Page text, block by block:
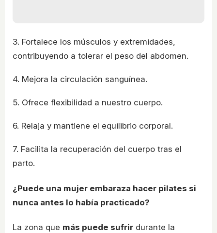
3. Fortalece los músculos y extremidades,
contribuyendo a tolerar el peso del abdomen.
4. Mejora la circulación sanguínea.
5. Ofrece flexibilidad a nuestro cuerpo.
6. Relaja y mantiene el equilibrio corporal.
7. Facilita la recuperación del cuerpo tras el
parto.
¿Puede una mujer embaraza hacer pilates si
nunca antes lo había practicado?
La zona que más puede sufrir durante la